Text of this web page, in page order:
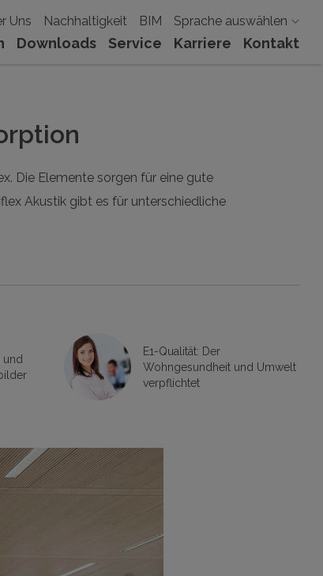
Uns Nachhaltigkeit BIM Sprache auswählen
Downloads Service Karriere Kontakt
Die Elemente sorgen für eine gute
Akustik gibt es für unterschiedliche
und
E1-Qualität: Der
Wohngesundheit und Umwelt
verpflichtet